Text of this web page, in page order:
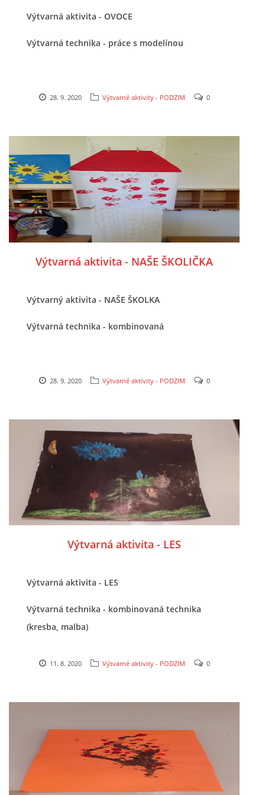
VZDĚLÁVACÍ BLOK ZÁŘÍ
VZDĚLÁVACÍ BLOK LISTOPAD
VZDĚLÁVACÍ BLOK LEDEN
VZDĚLÁVACÍ BLOK ÚNOR
VZDĚLÁVACÍ BLOK BŘEZEN
VÝTVARNÉ AKTIVITY - JARO
VÝTVARNÉ AKTIVITY - LÉTO
VÝTVARNÉ AKTIVITY - PODZIM
VÝTVARNÉ AKTIVITY - ZIMA
CHARAKTERISTIKA ROČNÍCH OBDOBÍ
BÁSNĚ K TÉMATU LÉTO
POHYBOVÉ AKTIVITY NA TÉMA LÉTO
Výtvarná aktivita - OVOCE
Výtvarná technika - práce s modelínou
28. 9. 2020 Výtvarné aktivity - PODZIM 0
Výtvarná aktivita - NAŠE ŠKOLIČKA
Výtvarný aktivita - NAŠE ŠKOLKA
Výtvarná technika - kombinovaná
28. 9. 2020 Výtvarné aktivity - PODZIM 0
Výtvarná aktivita - LES
Výtvarná aktivita - LES
Výtvarná technika - kombinovaná technika
(kresba, malba)
11. 8. 2020 Výtvarné aktivity - PODZIM 0